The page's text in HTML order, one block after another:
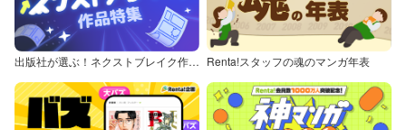
出版社が選ぶ！ネクストブレイク作品特集 Renta!スタッフの魂のマンガ年表